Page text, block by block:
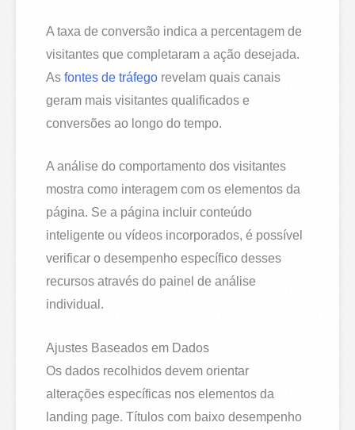
A taxa de conversão indica a percentagem de
visitantes que completaram a ação desejada.
Asfontes de tráfego revelam quais canais
geram mais visitantes qualificados e
conversões ao longo do tempo.
A análise do comportamento dos visitantes
mostra como interagem com os elementos da
página. Se a página incluir conteúdo
inteligente ou vídeos incorporados, é possível
verificar o desempenho específico desses
recursos através do painel de análise
individual.
Ajustes Baseados em Dados
Os dados recolhidos devem orientar
alterações específicas nos elementos da
landing page. Títulos com baixo desempenho